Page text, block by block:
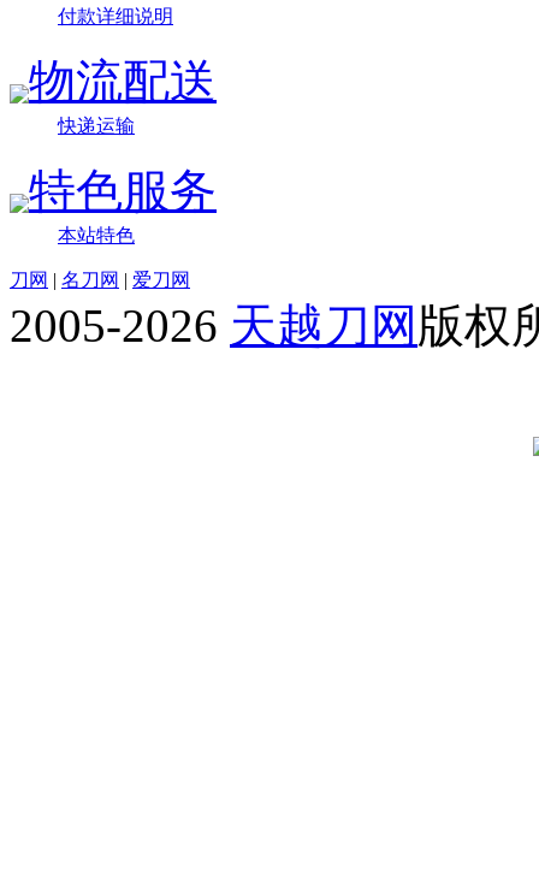
付款详细说明
物流配送
快递运输
特色服务
本站特色
刀网 | 名刀网 | 爱刀网
2005-2026 天越刀网 版权